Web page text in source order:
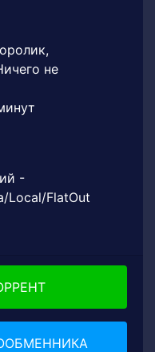
не
-
Local/FlatOut